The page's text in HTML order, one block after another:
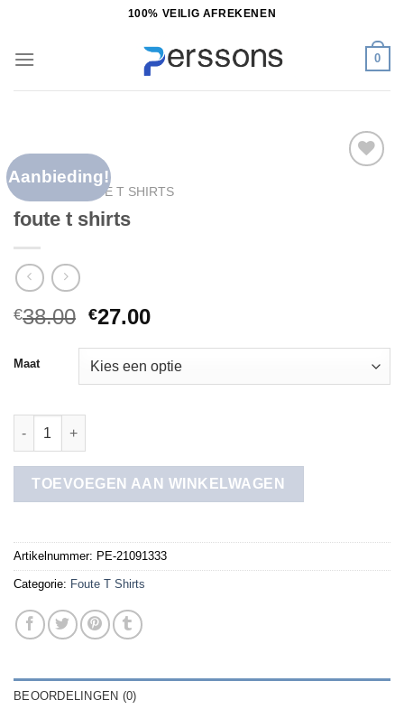
inhoud
100% VEILIG AFREKENEN
0
Aanbieding!
HOME FOUTE T SHIRTS
foute t shirts
€38.00 €27.00
Maat
foute t shirts aantal
TOEVOEGEN AAN WINKELWAGEN
Artikelnummer: PE-21091333
Categorie: Foute T Shirts
BEOORDELINGEN (0)